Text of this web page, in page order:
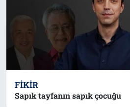
FIKIR
Sapık tayfanın sapık çocuğu